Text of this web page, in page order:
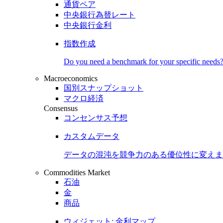
通貨ペア
中央銀行為替レート
中央銀行金利
指数作成
Do you need a benchmark for your specific needs?
Macroeconomics
国別スナップショット
マクロ経済
Consensus
コンセンサス予想
カスタムデータ
データの混沌を競争力のある優位性に変え
Commodities Market
石油
金
商品
ウィジェット: 金利マップ